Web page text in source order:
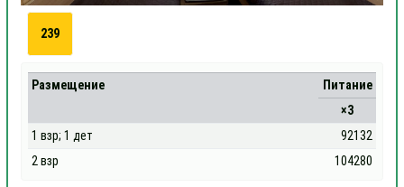
239
Размещение
Питание
×3
1 взр; 1 дет
92132
2 взр
104280